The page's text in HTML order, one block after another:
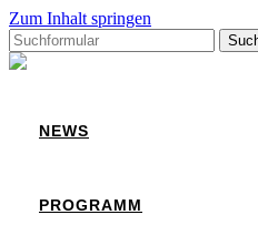
Zum Inhalt springen
Suchen
nach:
Sulzbach
NEWS
PROGRAMM